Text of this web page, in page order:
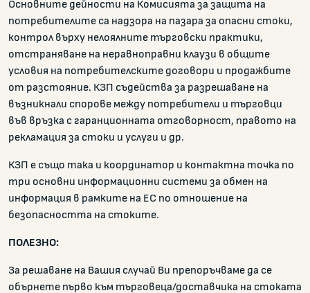
Основните дейности на Комисията за защита на
потребителите са надзора на пазара за опасни стоки,
контрол върху нелоялните търговски практики,
отстраняване на неравноправни клаузи в общите
условия на потребителските договори и продажбите
от разстояние. КЗП съдейства за разрешаване на
възникнали спорове между потребители и търговци
във връзка с гаранционната отговорност, правото на
рекламация за стоки и услуги и др.
КЗП е също така и координатор и контактна точка по
три основни информационни системи за обмен на
информация в рамките на ЕС по отношение на
безопасността на стоките.
ПОЛЕЗНО:
За решаване на Вашия случай Ви препоръчваме да се
обърнете първо към търговеца/доставчика на стоката